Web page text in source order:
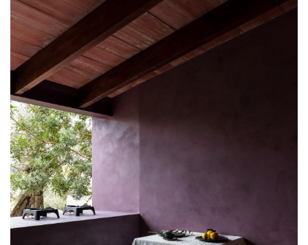
专
极
速
工
作
流